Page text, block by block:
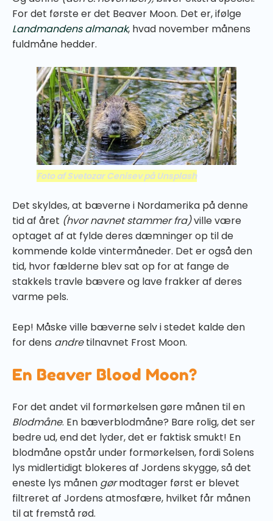
For det første er det Beaver Moon. Det er, ifølge
Landmandens almanak, hvad november månens
fuldmåne hedder.
Foto af Svetozar Cenisev på Unsplash
Det skyldes, at bæverne i Nordamerika på denne
tid af året (hvor navnet stammer fra)ville være
optaget af at fylde deres dæmninger op til de
kommende kolde vintermåneder. Det er også den
tid, hvor fælderne blev sat op for at fange de
stakkels travle bævere og lave frakker af deres
varme pels.
Eep! Måske ville bæverne selv i stedet kalde den
for dens andretilnavnet Frost Moon.
En Beaver Blood Moon?
For det andet vil formørkelsen gøre månen til en
Blodmåne. En bæverblodmåne? Bare rolig, det ser
bedre ud, end det lyder, det er faktisk smukt! En
blodmåne opstår under formørkelsen, fordi Solens
lys midlertidigt blokeres af Jordens skygge, så det
eneste lys månen gørmodtager først er blevet
filtreret af Jordens atmosfære, hvilket får månen
til at fremstå rød.